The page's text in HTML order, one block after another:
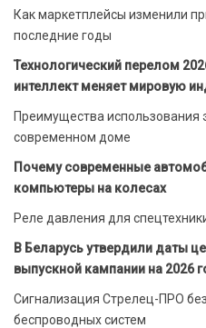
Как маркетплейсы изменили
последние годы
Технологический перелом
интеллект меняет мировую
Преимущества использования
современном доме
Почему современные
компьютеры на колесах
Реле давления для
В Беларусь утвердили даты
выпускной кампании на 2026
Сигнализация Стрелец-ПРО
беспроводных систем